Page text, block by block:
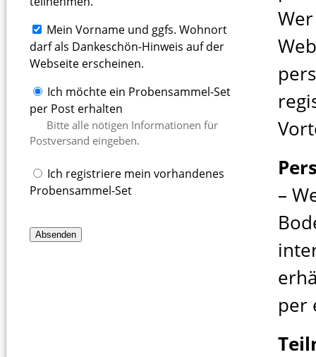
Mein Vorname und ggfs. Wohnort
darf als Dankeschön-Hinweis auf der
Webseite erscheinen.
Ich möchte ein Probensammel-Set
per Post erhalten
Bitte alle nötigen Informationen für
Postversand eingeben.
Ich registriere mein vorhandenes
Probensammel-Set
–
per